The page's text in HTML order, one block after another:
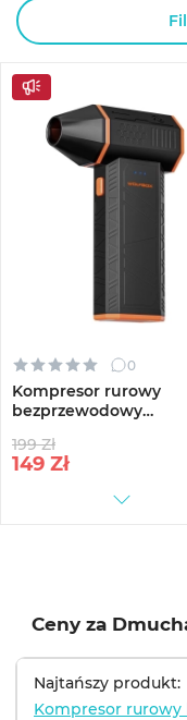
0
Kompresor rurowy
bezprzewodowy
MegaFlow 50 (MF50)
199 Zł
149 Zł
Ceny za
Najtańszy produkt:
Kompresor